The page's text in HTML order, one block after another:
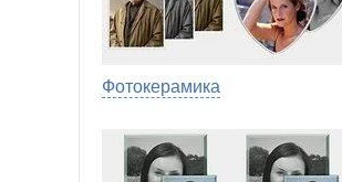
Фотокерамика